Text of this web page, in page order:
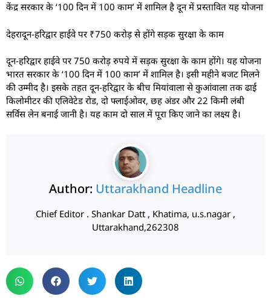
केंद्र सरकार के ‘100 दिन में 100 काम’ में शामिल है दून में प्रस्तावित यह योजना
देहरादून-हरिद्वार हाईवे पर ₹750 करोड़ से होंगे सड़क सुरक्षा के काम
दून-हरिद्वार हाईवे पर 750 करोड़ रुपये में सड़क सुरक्षा के काम होंगे। यह योजना
भारत सरकार के ‘100 दिन में 100 काम’ में शामिल है। इसी महीने बजट मिलने
की उम्मीद है। इसके तहत दून-हरिद्वार के बीच मियांवाला से कुआंवाला तक ढाई
किलोमीटर की एलिवेटेड रोड, दो फ्लाईओवर, छह अंडर और 22 किमी लंबी
सर्विस लेन बनाई जानी है। यह काम दो साल में पूरा किए जाने का लक्ष्य है।
Author: Uttarakhand Headline
Chief Editor . Shankar Datt , Khatima, u.s.nagar ,
Uttarakhand,262308